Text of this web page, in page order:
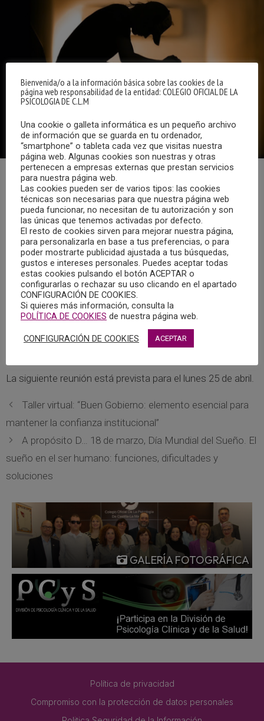
El pasado 7 de marzo tuvo lugar una reunión del Grupo de
Trabajo del Área de Psicología y Trauma del Colegio Oficial
de la Psicología de Castilla-La Mancha. Este grupo, que
cuenta con colegiados de diferentes provincias de
Castilla-La Mancha, está coordinado por Rocío Goitia,
vocal de la Junta de Gobierno del Colegio.
Durante la reunión se trabajó principalmente en la Guía
sobre Trauma que se está elaborando en el grupo. Los
miembros revisaron el índice y los contenidos elaborados
hasta la fecha. Se incluirán temáticas como qué es el
trauma psicológico o sus distintos tipos, entre otros.
La siguiente reunión está prevista para el lunes 25 de abril.
Taller virtual: “Buen Gobierno: elemento esencial para
mantener la confianza institucional”
A propósito D… 18 de marzo, Día Mundial del Sueño. El
sueño en el ser humano: funciones, dificultades y
soluciones
GALERÍA FOTOGRÁFICA
Política de privacidad
Compromiso con la protección de datos personales
Bienvenida/o a la información básica sobre las cookies de la
página web responsabilidad de la entidad: COLEGIO OFICIAL DE LA
PSICOLOGIA DE C.L.M
Una cookie o galleta informática es un pequeño archivo
de información que se guarda en tu ordenador,
“smartphone” o tableta cada vez que visitas nuestra
página web. Algunas cookies son nuestras y otras
pertenecen a empresas externas que prestan servicios
para nuestra página web.
Las cookies pueden ser de varios tipos: las cookies
técnicas son necesarias para que nuestra página web
pueda funcionar, no necesitan de tu autorización y son
las únicas que tenemos activadas por defecto.
El resto de cookies sirven para mejorar nuestra página,
para personalizarla en base a tus preferencias, o para
poder mostrarte publicidad ajustada a tus búsquedas,
gustos e intereses personales. Puedes aceptar todas
estas cookies pulsando el botón ACEPTAR o
configurarlas o rechazar su uso clicando en el apartado
CONFIGURACIÓN DE COOKIES.
Si quieres más información, consulta la
POLÍTICA DE COOKIES de nuestra página web.
CONFIGURACIÓN DE COOKIES ACEPTAR